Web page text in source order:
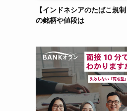
【インドネシアのたばこ規
の銘柄や値段は